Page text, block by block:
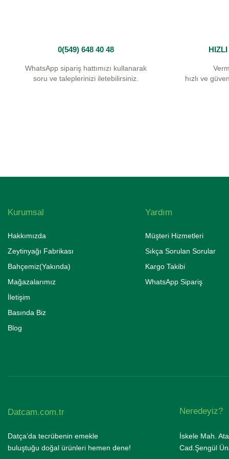
0(549) 648 40 48
WhatsApp sipariş hattımızı kullanarak
soru ve taleplerinizi iletebilirsiniz.
hızlı ve
Kurumsal
Hakkımızda
Zeytinyağı Fabrikası
Bahçemiz(Yakında)
Mağazalarımız
İletişim
Basında Biz
Blog
Yardım
Müşteri Hizmetleri
Sıkça Sorulan Sorular
Kargo Takibi
WhatsApp Sipariş
Datcam.com.tr
Datça’da tecrübenin emekle
buluştuğu doğal ürünleri hemen dene!
Neredeyiz?
İskele Mah.
Cad.Şengül